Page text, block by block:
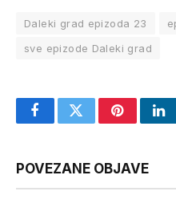
Daleki grad epizoda 23
sve epizode Daleki grad
FacebookTwitterPinterest
POVEZANE OBJAVE